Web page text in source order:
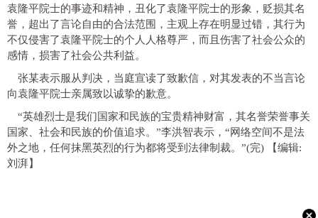
袁隆平院士的事迹和精神，丑化了袁隆平院士的形象，贬损其名
誉，超出了言论自由的合法范围，主观上存在明显过错，其行为
不仅侵害了袁隆平院士的个人人格尊严，而且伤害了社会公众的
感情，损害了社会公共利益。
张某表示服从判决，当庭宣读了致歉信，对其发表的不当言论
向袁隆平院士亲属致以诚挚的歉意。
“英雄烈士是我们国家和民族的宝贵精神财富，其名誉荣誉事关
国家、社会和民族的价值追求。”李洪智表示，“网络空间不是法
外之地，任何抹黑英烈的行为都将受到法律制裁。”(完)
【编辑:
刘湃】